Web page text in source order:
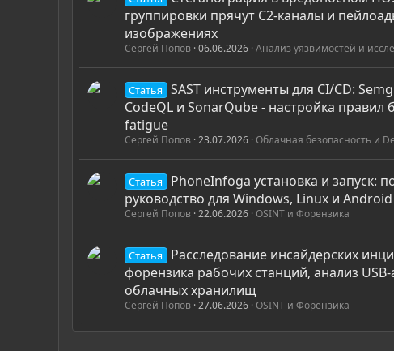
группировки прячут C2-каналы и
изображениях
Сергей Попов 06.06.2026 Анализ уязвимостей и
Статья
SAST инструменты для CI/CD:
CodeQL и SonarQube - настройка правил
fatigue
Сергей Попов 23.07.2026 Облачная безопасность и
Статья
PhoneInfoga установка и запуск:
руководство для Windows, Linux и Android
Сергей Попов 22.06.2026 OSINT и Форензика
Статья
Расследование инсайдерских
форензика рабочих станций, анализ
облачных хранилищ
Сергей Попов 27.06.2026 OSINT и Форензика